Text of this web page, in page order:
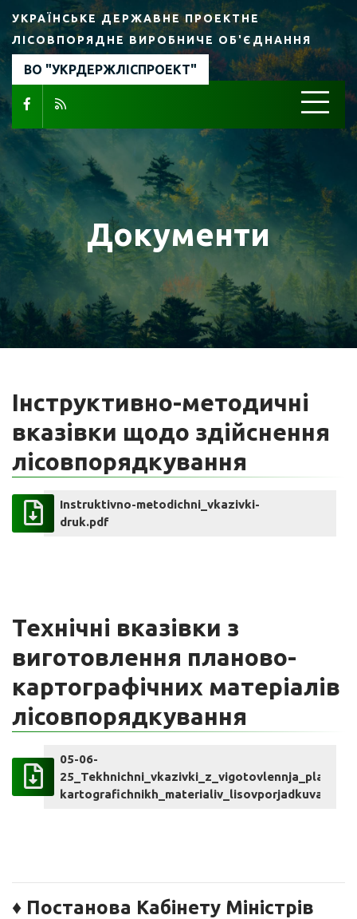
УКРАЇНСЬКЕ ДЕРЖАВНЕ ПРОЕКТНЕ
ЛІСОВПОРЯДНЕ ВИРОБНИЧЕ ОБ'ЄДНАННЯ
ВО "УКРДЕРЖЛІСПРОЕКТ"
Документи
Інструктивно-методичні
вказівки щодо здійснення
лісовпорядкування
Instruktivno-metodichni_vkazivki-
druk.pdf
Технічні вказівки з
виготовлення планово-
картографічних матеріалів
лісовпорядкування
05-06-
25_Tekhnichni_vkazivki_z_vigotovlennja_planovo-
♦ Постанова Кабінету Міністрів